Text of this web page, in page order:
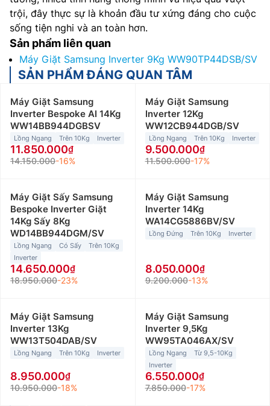
trội, đây thực sự là khoản đầu tư xứng đáng cho cuộc
sống tiện nghi và an toàn hơn.
Sản phẩm liên quan
Máy Giặt Samsung Inverter 9Kg WW90TP44DSB/SV
SẢN PHẨM ĐÁNG QUAN TÂM
Máy Giặt Samsung
Inverter Bespoke AI 14Kg
WW14BB944DGBSV
Lồng Ngang Trên 10Kg Inverter
11.850.000
14.150.000-16%
Máy Giặt Samsung
Inverter 12Kg
WW12CB944DGB/SV
Lồng Ngang Trên 10Kg Inverter
9.500.000
11.500.000-17%
Máy Giặt Sấy Samsung
Bespoke Inverter Giặt
14Kg Sấy 8Kg
WD14BB944DGM/SV
Lồng Ngang Có Sấy
Trên 10Kg
Inverter
14.650.000
18.950.000-23%
Máy Giặt Samsung
Inverter 14Kg
WA14CG5886BV/SV
Lồng Đứng Trên 10Kg Inverter
8.050.000
9.200.000-13%
Máy Giặt Samsung
Inverter 13Kg
WW13T504DAB/SV
Lồng Ngang Trên 10Kg Inverter
8.950.000
10.950.000-18%
Máy Giặt Samsung
Inverter 9,5Kg
WW95TA046AX/SV
Lồng Ngang
Từ 9,5-10Kg
Inverter
6.550.000
7.850.000-17%